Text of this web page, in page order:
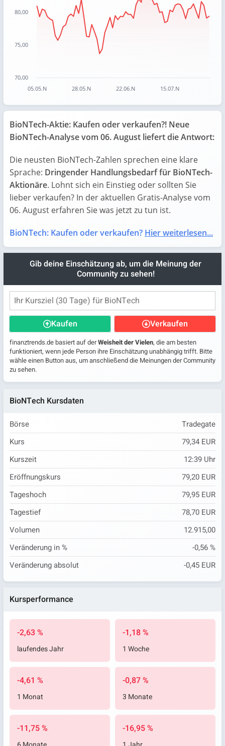
The chart has 1 Y axis displaying values. Data ranges from
05.05.N 28.05.N 22.06.N 15.07.N
70,00
75,00
80,00
BioNTech-Aktie: Kaufen oder verkaufen?! Neue
BioNTech-Analyse vom 06. August liefert die Antwort:
Die neusten BioNTech-Zahlen sprechen eine klare
Sprache: Dringender Handlungsbedarf für BioNTech-
Aktionäre. Lohnt sich ein Einstieg oder sollten Sie
lieber verkaufen? In der aktuellen Gratis-Analyse vom
06. August erfahren Sie was jetzt zu tun ist.
BioNTech: Kaufen oder verkaufen? Hier weiterlesen...
Gib deine Einschätzung ab, um die Meinung der
Community zu sehen!
Kaufen Verkaufen
finanztrends.de basiert auf derWeisheit der Vielen, die am besten
funktioniert, wenn jede Person ihre Einschätzung unabhängig trifft. Bitte
wähle einen Button aus, um anschließend die Meinungen der Community
zu sehen.
BioNTech Kursdaten
Börse
Tradegate
Kurs
79,34 EUR
Kurszeit
12:39 Uhr
Eröffnungskurs
79,20 EUR
Tageshoch
79,95 EUR
Tagestief
78,70 EUR
Volumen
12.915,00
Veränderung in %
-0,56 %
Veränderung absolut
-0,45 EUR
Kursperformance
-2,63 %
laufendes Jahr
-1,18 %
1 Woche
-4,61 %
1 Monat
-0,87 %
3 Monate
-11,75 % -16,95 %